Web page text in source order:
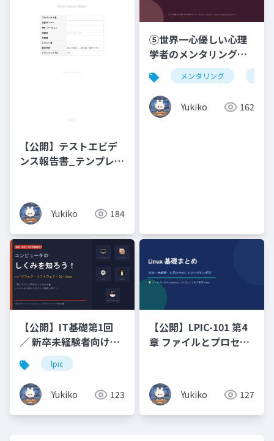
【公開】テストエビデ
ンス報告書_テンプレー
Yukiko 184
⑤世界一心優しい心理
学者のメンタリング・
フレーズ集ビジネス編
× 恋人編 × 浄土真宗の
こころ _ Business ・
Romance ・ Words of
メンタリング
Yukiko 162
【公開】IT基礎第1回
／ 新卒未経験者向けコ
ンピュータのしくみを
知ろう！ハードウェ
ア・ソフトウェア・
OS・Linux「難しそ
う」と思わなくて大丈
lpic
Yukiko 123
【公開】LPIC-101 第4
章 ファイルとプロセス
Yukiko 127